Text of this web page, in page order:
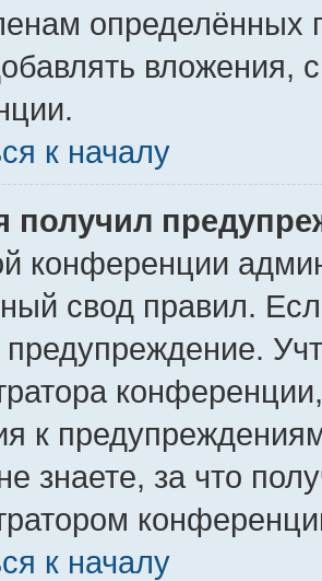
определённых
вложения,
к началу
получил
конференции
свод правил.
предупреждение.
к
знаете, за что
к началу